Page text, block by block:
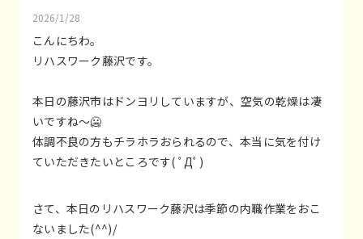
2026/1/28
こんにちわ。
リハスワーク藤沢です。
本日の藤沢市はドンヨリしていますが、空気の乾燥は凄
いですね～🥶
体調不良の方もチラホラおられるので、本当に気を付け
ていただきたいところです( ﾟДﾟ)
さて、本日のリハスワーク藤沢は季節の内職作業をおこ
ないました(^^)/